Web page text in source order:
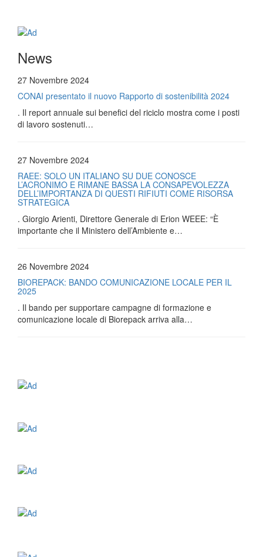
News
27 Novembre 2024
CONAI presentato il nuovo Rapporto di sostenibilità 2024
. Il report annuale sui benefici del riciclo mostra come i posti
di lavoro sostenuti…
27 Novembre 2024
RAEE: SOLO UN ITALIANO SU DUE CONOSCE
L’ACRONIMO E RIMANE BASSA LA CONSAPEVOLEZZA
DELL’IMPORTANZA DI QUESTI RIFIUTI COME RISORSA
STRATEGICA
. Giorgio Arienti, Direttore Generale di Erion WEEE: “È
importante che il Ministero dell’Ambiente e…
26 Novembre 2024
BIOREPACK: BANDO COMUNICAZIONE LOCALE PER IL
2025
. Il bando per supportare campagne di formazione e
comunicazione locale di Biorepack arriva alla…